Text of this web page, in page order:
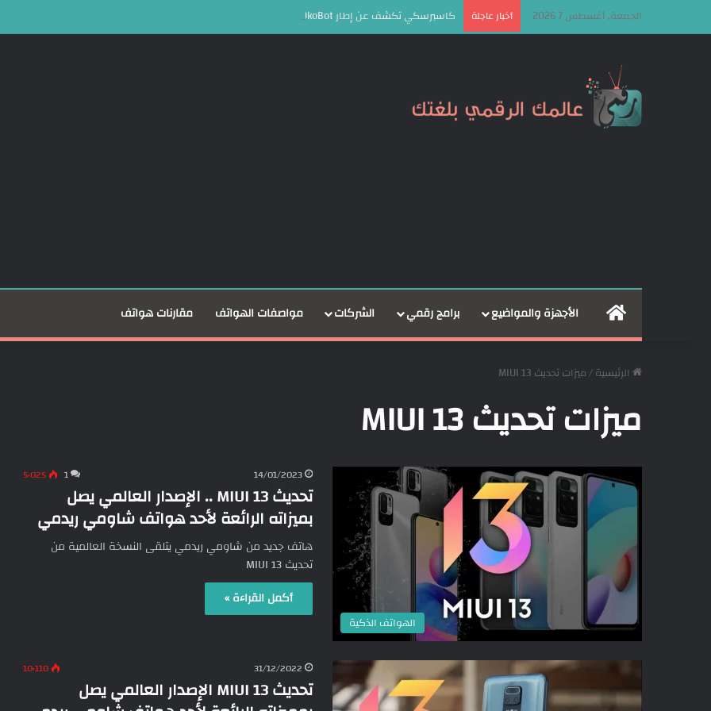
الجمعة, أغسطس 7 2026 أخبار عاجلة كاسبرسكي تكشف عن إطار OkoBot الخبيث لاستهداف مستخدمي العملات المشفرة
الرئيسيةالأجهزة والمواضيع برامج رقمي الشركات مواصفات الهواتف مقارنات هواتف
الرئيسية/ميزات تحديث MIUI 13
ميزات تحديث MIUI 13
الهواتف الذكية
14/01/2023
1 5٬025
تحديث MIUI 13 .. الإصدار العالمي يصل
بميزاته الرائعة لأحد هواتف شاومي ريدمي
هاتف جديد من شاومي ريدمي يتلقى النسخة العالمية من
تحديث MIUI 13
أكمل القراءة »
31/12/2022 10٬110
تحديث MIUI 13 الإصدار العالمي يصل